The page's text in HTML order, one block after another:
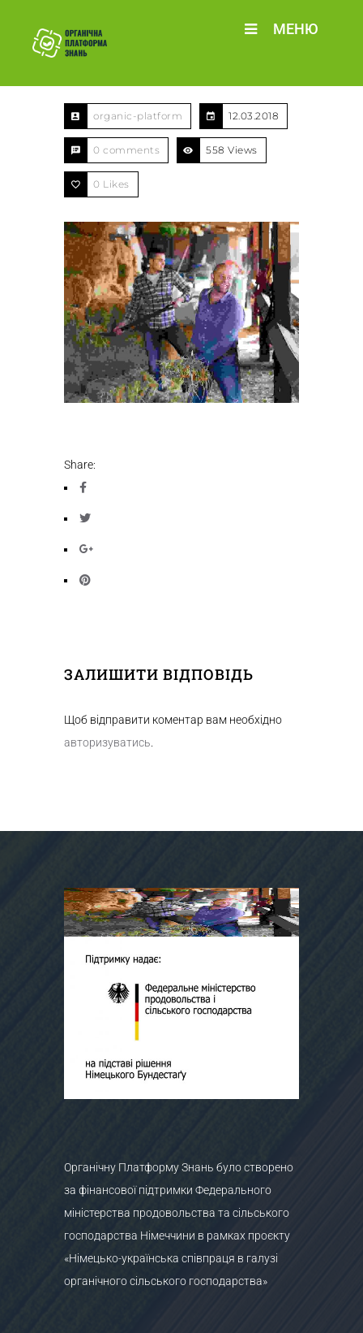
МЕНЮ
organic-platform 12.03.2018
0 comments 558 Views
0 Likes
Share:
ЗАЛИШИТИ ВІДПОВІДЬ
Щоб відправити коментар вам необхідно
авторизуватись.
Органічну Платформу Знань було створено
за фінансової підтримки Федерального
міністерства продовольства та сільського
господарства Німеччини в рамках проєкту
«Німецько-українська співпраця в галузі
органічного сільського господарства»